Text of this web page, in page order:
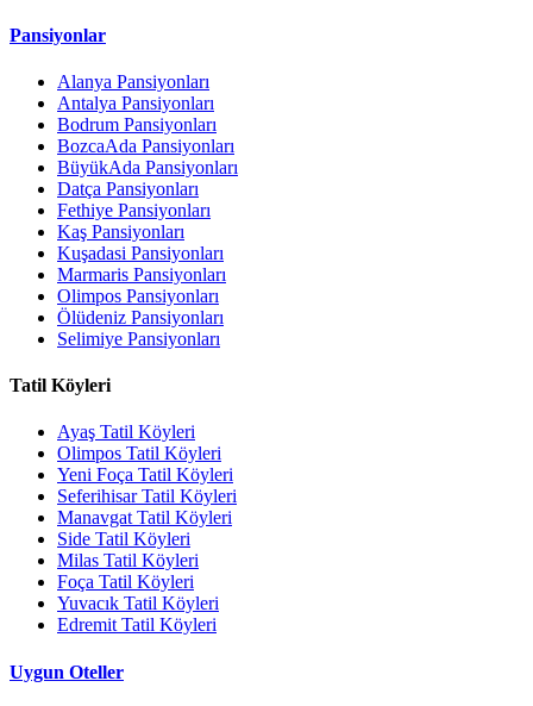
Pansiyonlar
Alanya Pansiyonları
Antalya Pansiyonları
Bodrum Pansiyonları
BozcaAda Pansiyonları
BüyükAda Pansiyonları
Datça Pansiyonları
Fethiye Pansiyonları
Kaş Pansiyonları
Kuşadasi Pansiyonları
Marmaris Pansiyonları
Olimpos Pansiyonları
Ölüdeniz Pansiyonları
Selimiye Pansiyonları
Tatil Köyleri
Ayaş Tatil Köyleri
Olimpos Tatil Köyleri
Yeni Foça Tatil Köyleri
Seferihisar Tatil Köyleri
Manavgat Tatil Köyleri
Side Tatil Köyleri
Milas Tatil Köyleri
Foça Tatil Köyleri
Yuvacık Tatil Köyleri
Edremit Tatil Köyleri
Uygun Oteller